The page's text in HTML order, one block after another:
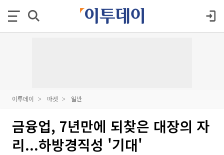
이투데이 마켓 일반
금융업, 7년만에 되찾은 대장의 자
리...하방경직성 '기대'